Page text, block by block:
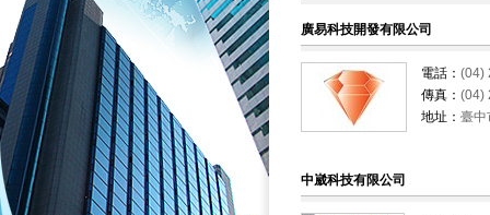
廣易科技開發有限公司
電話： (04)
傳真： (04)
地址： 臺中
中崴科技有限公司